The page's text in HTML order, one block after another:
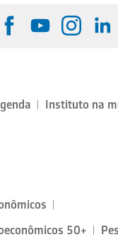
Instituto na
50+